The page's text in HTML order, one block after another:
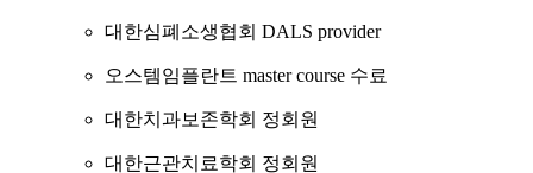
대한심폐소생협회 DALS provider
오스템임플란트 master course 수료
대한치과보존학회 정회원
대한근관치료학회 정회원